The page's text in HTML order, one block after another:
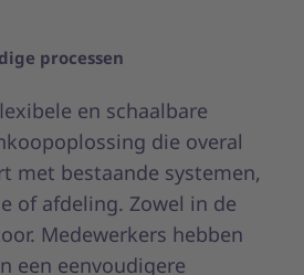
processen
en schaalbare
die overal
met bestaande systemen,
of afdeling. Zowel in de
Medewerkers hebben
een eenvoudigere